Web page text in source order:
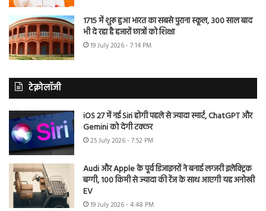
1715 में शुरू हुआ भारत का सबसे पुराना स्कूल, 300 साल बाद
भी दे रहा है हजारों छात्रों को शिक्षा
19 July 2026 - 7:14 PM
टेक्नोलॉजी
iOS 27 में नई Siri होगी पहले से ज्यादा स्मार्ट, ChatGPT और
Gemini को देगी टक्कर
25 July 2026 - 7:52 PM
Audi और Apple के पूर्व डिजाइनरों ने बनाई लग्जरी इलेक्ट्रिक
बग्गी, 100 किमी से ज्यादा की रेंज के साथ आएगी यह अनोखी
EV
19 July 2026 - 4:48 PM